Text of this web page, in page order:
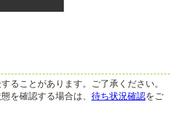
ることがあります。ご了承ください。
を確認する場合は、 待ち状況確認をご